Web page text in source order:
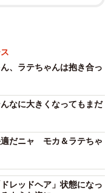
2/5
だった
、ラテちゃんは抱き合っ
なに大きくなってもまだ
適だニャ モカ＆ラテちゃ
レッドヘア」状態になっ